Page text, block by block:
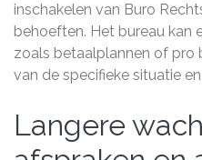
inschakelen van Buro
behoeften. Het bureau kan
zoals betaalplannen of pro
van de specifieke situatie
Langere